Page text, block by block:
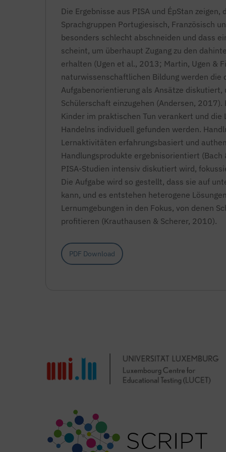
Die Ergebnisse aus PISA und ÉpStan
Sprachgruppen Portugiesisch, Französisch
besonders schlecht abschneiden und dass
scheint, um überhaupt Zugang zu den
erhalten (Ugen et al., 2013; Martin, Ugen &
naturwissenschaftlichen Bildung werden
Aufgabenorientierung als Ansätze
Schülerschaft einzugehen (Andersen,
Kinder im praktischen Tun verankert und
Handelns individuell gefunden werden.
Lernaktivitäten erfahrungsbasiert und
Handlungsprodukte ergebnisorientiert
PISA-Studien intensiv diskutiert wird,
Die Aufgabe wird so gestellt, dass sie auf
kann, und es entstehen heterogene
Lernumgebungen in den Fokus, von denen
profitieren (Krauthausen & Scherer, 2010).
PDF Download